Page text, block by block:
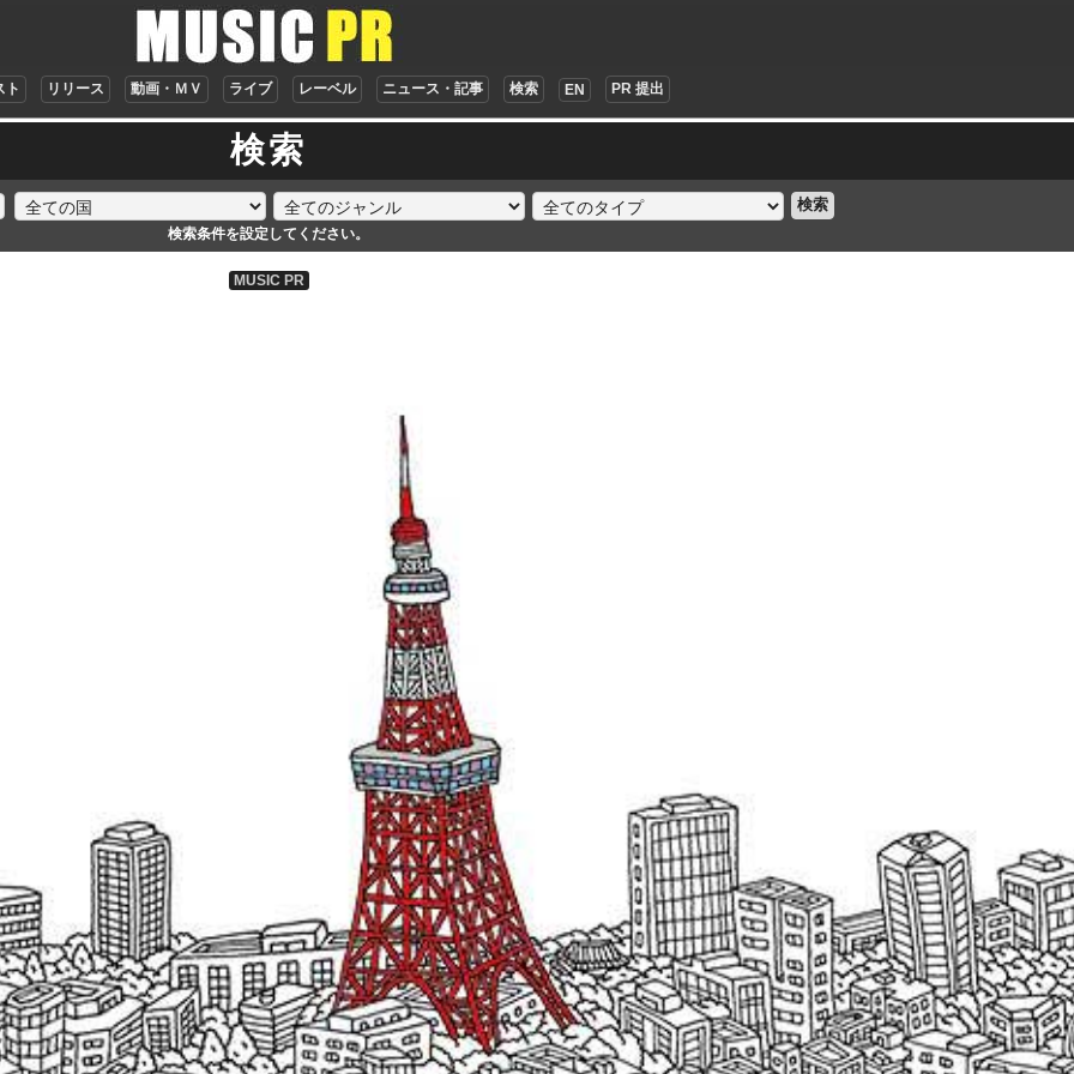
ト リリース 動画・ＭＶ ライブ レーベル ニュース・記事 検索 EN PR 提出
検索
検索
検索条件を設定してください。
MUSIC PR